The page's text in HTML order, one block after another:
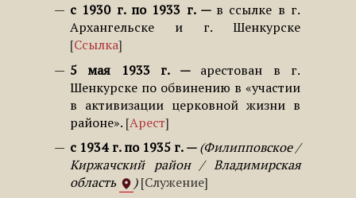
с 1930 г. по 1933 г.
в ссылке в г.
Архангельске и г. Шенкурске
Ссылка
5 мая 1933 г.
арестован в г.
Шенкурске по обвинению в «участии
в активизации церковной жизни в
районе». Арест
с 1934 г. по 1935 г.
Филипповское /
Киржачский район / Владимирская
область
Служение